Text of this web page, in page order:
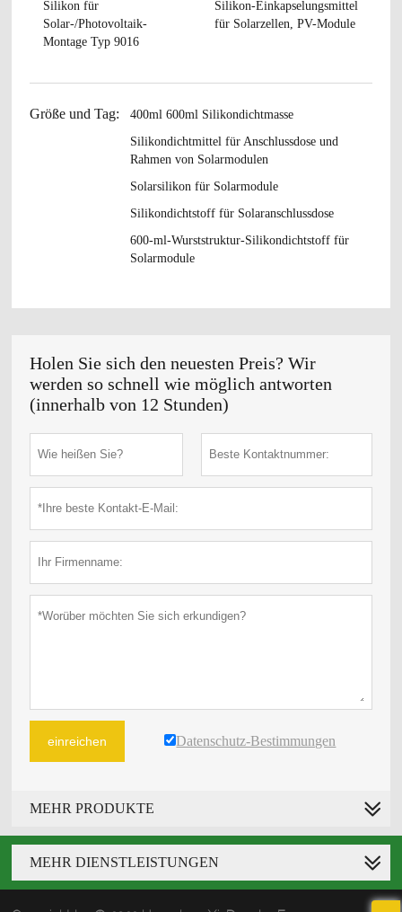
Silikon für
Solar-/Photovoltaik-
Montage Typ 9016
Silikon-Einkapselungsmittel
für Solarzellen, PV-Module
Größe und Tag:
400ml 600ml Silikondichtmasse
Silikondichtmittel für Anschlussdose und
Rahmen von Solarmodulen
Solarsilikon für Solarmodule
Silikondichtstoff für Solaranschlussdose
600-ml-Wurststruktur-Silikondichtstoff für
Solarmodule
Holen Sie sich den neuesten Preis? Wir
werden so schnell wie möglich antworten
(innerhalb von 12 Stunden)
einreichen Datenschutz-Bestimmungen
MEHR PRODUKTE
MEHR DIENSTLEISTUNGEN